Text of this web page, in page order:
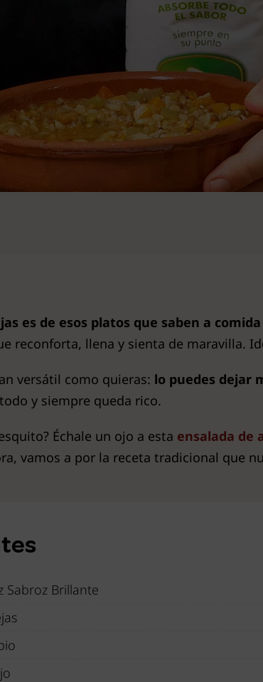
es de esos platos que saben a
reconforta, llena y sienta de maravilla.
versátil como quieras: lo puedes dejar
y siempre queda rico.
Échale un ojo a esta ensalada de
vamos a por la receta tradicional que
Sabroz Brillante